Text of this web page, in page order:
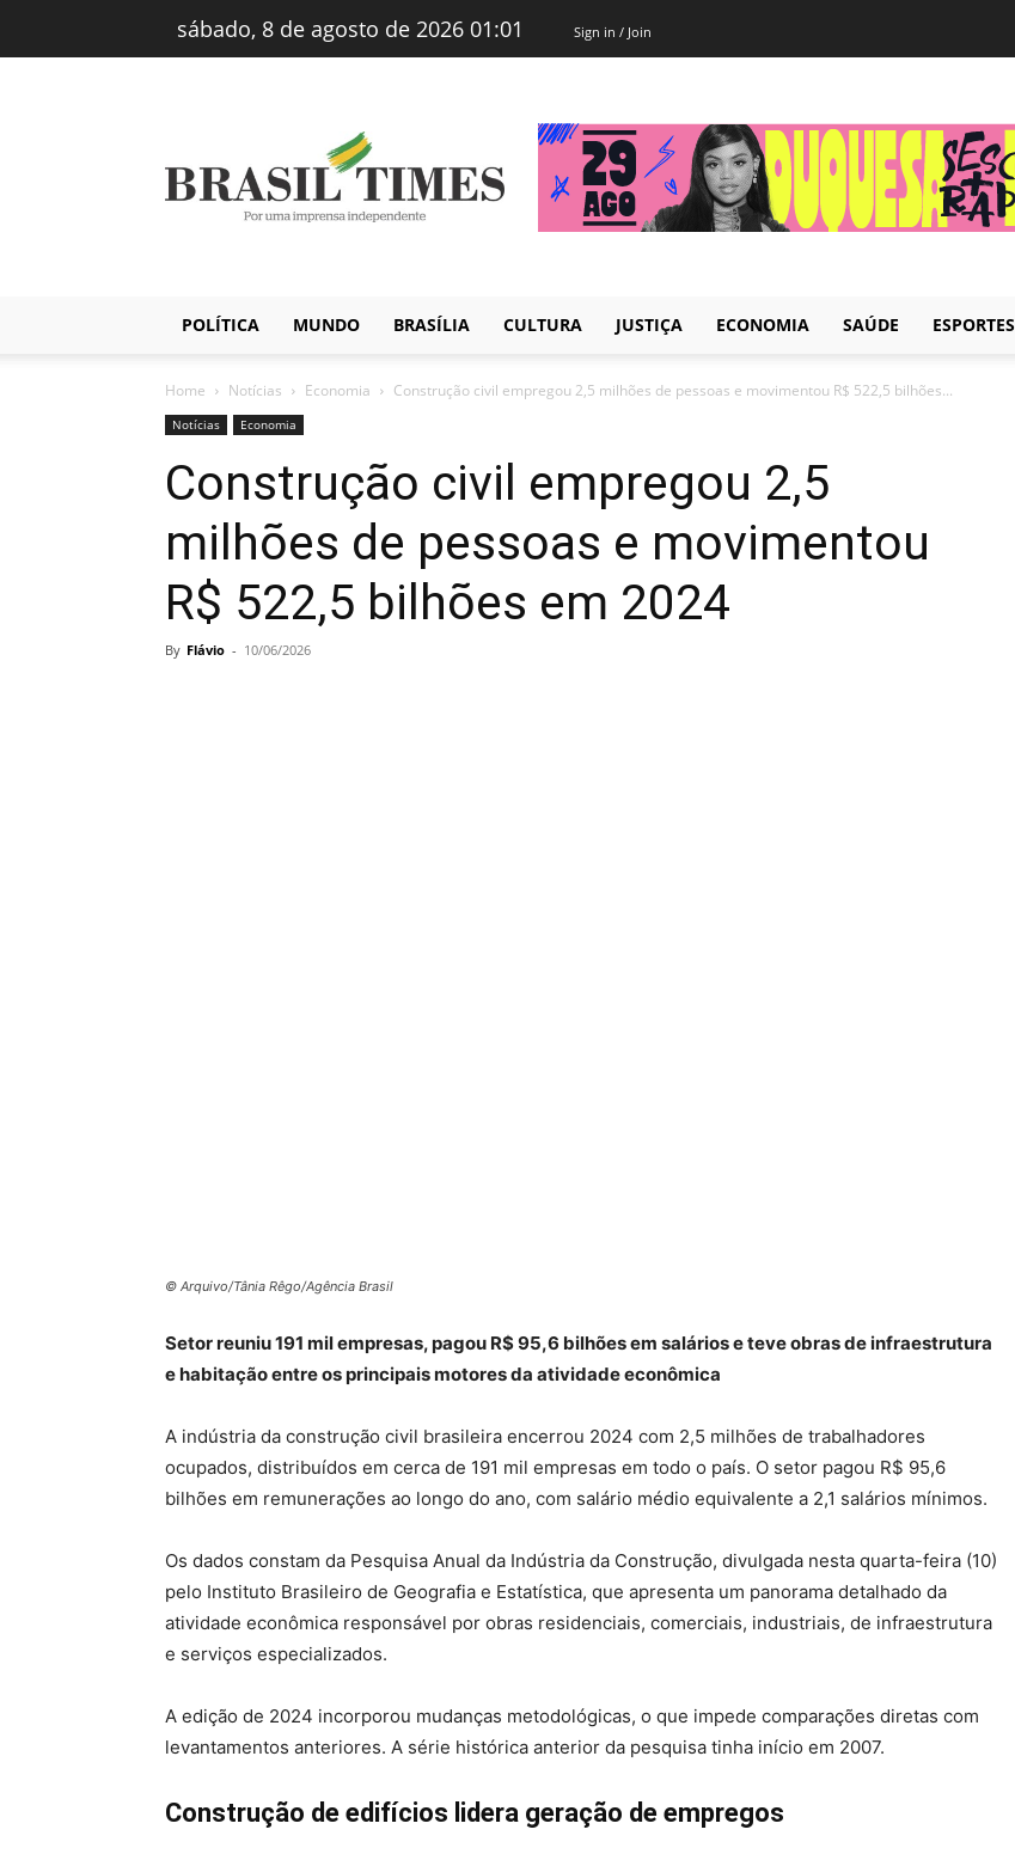
sábado, 8 de agosto de 2026 01:01 Sign in / Join
Brasiltimes
–
Notícias
POLÍTICA MUNDO BRASÍLIA CULTURA JUSTIÇA ECONOMIA SAÚDE ESPORTES
Home Notícias Economia Construção civil empregou 2,5 milhões de pessoas e movimentou R$ 522,5 bilhões...
Notícias Economia
Construção civil empregou 2,5
milhões de pessoas e movimentou
R$ 522,5 bilhões em 2024
By Flávio - 10/06/2026
© Arquivo/Tânia Rêgo/Agência Brasil
Setor reuniu 191 mil empresas, pagou R$ 95,6 bilhões em salários e teve obras de infraestrutura
e habitação entre os principais motores da atividade econômica
A indústria da construção civil brasileira encerrou 2024 com 2,5 milhões de trabalhadores
ocupados, distribuídos em cerca de 191 mil empresas em todo o país. O setor pagou R$ 95,6
bilhões em remunerações ao longo do ano, com salário médio equivalente a 2,1 salários mínimos.
Os dados constam da Pesquisa Anual da Indústria da Construção, divulgada nesta quarta-feira (10)
pelo Instituto Brasileiro de Geografia e Estatística, que apresenta um panorama detalhado da
atividade econômica responsável por obras residenciais, comerciais, industriais, de infraestrutura
e serviços especializados.
A edição de 2024 incorporou mudanças metodológicas, o que impede comparações diretas com
levantamentos anteriores. A série histórica anterior da pesquisa tinha início em 2007.
Construção de edifícios lidera geração de empregos